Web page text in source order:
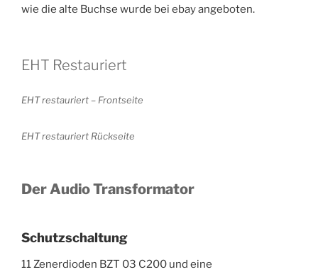
wie die alte Buchse wurde bei ebay angeboten.
EHT Restauriert
EHT restauriert – Frontseite
EHT restauriert Rückseite
Der Audio Transformator
Schutzschaltung
11 Zenerdioden BZT 03 C200 und eine